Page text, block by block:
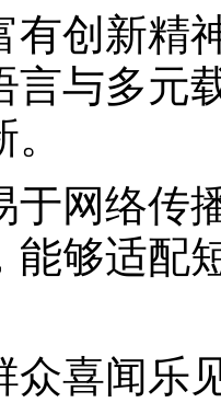
新精神
言与多元
络传播
能够适配
闻乐见